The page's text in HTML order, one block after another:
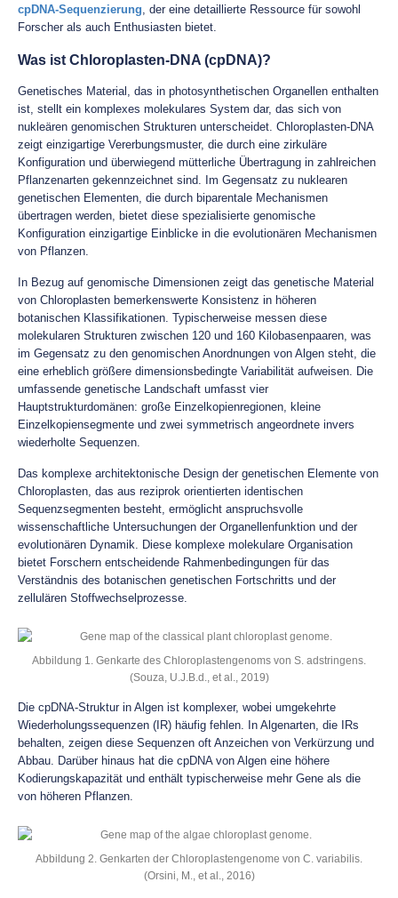
cpDNA-Sequenzierung, der eine detaillierte Ressource für sowohl
Forscher als auch Enthusiasten bietet.
Was ist Chloroplasten-DNA (cpDNA)?
Genetisches Material, das in photosynthetischen Organellen enthalten
ist, stellt ein komplexes molekulares System dar, das sich von
nukleären genomischen Strukturen unterscheidet. Chloroplasten-DNA
zeigt einzigartige Vererbungsmuster, die durch eine zirkuläre
Konfiguration und überwiegend mütterliche Übertragung in zahlreichen
Pflanzenarten gekennzeichnet sind. Im Gegensatz zu nuklearen
genetischen Elementen, die durch biparentale Mechanismen
übertragen werden, bietet diese spezialisierte genomische
Konfiguration einzigartige Einblicke in die evolutionären Mechanismen
von Pflanzen.
In Bezug auf genomische Dimensionen zeigt das genetische Material
von Chloroplasten bemerkenswerte Konsistenz in höheren
botanischen Klassifikationen. Typischerweise messen diese
molekularen Strukturen zwischen 120 und 160 Kilobasenpaaren, was
im Gegensatz zu den genomischen Anordnungen von Algen steht, die
eine erheblich größere dimensionsbedingte Variabilität aufweisen. Die
umfassende genetische Landschaft umfasst vier
Hauptstrukturdomänen: große Einzelkopienregionen, kleine
Einzelkopiensegmente und zwei symmetrisch angeordnete invers
wiederholte Sequenzen.
Das komplexe architektonische Design der genetischen Elemente von
Chloroplasten, das aus reziprok orientierten identischen
Sequenzsegmenten besteht, ermöglicht anspruchsvolle
wissenschaftliche Untersuchungen der Organellenfunktion und der
evolutionären Dynamik. Diese komplexe molekulare Organisation
bietet Forschern entscheidende Rahmenbedingungen für das
Verständnis des botanischen genetischen Fortschritts und der
zellulären Stoffwechselprozesse.
Abbildung 1. Genkarte des Chloroplastengenoms von S. adstringens.
(Souza, U.J.B.d., et al., 2019)
Die cpDNA-Struktur in Algen ist komplexer, wobei umgekehrte
Wiederholungssequenzen (IR) häufig fehlen. In Algenarten, die IRs
behalten, zeigen diese Sequenzen oft Anzeichen von Verkürzung und
Abbau. Darüber hinaus hat die cpDNA von Algen eine höhere
Kodierungskapazität und enthält typischerweise mehr Gene als die
von höheren Pflanzen.
Abbildung 2. Genkarten der Chloroplastengenome von C. variabilis.
(Orsini, M., et al., 2016)